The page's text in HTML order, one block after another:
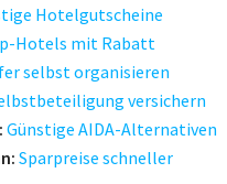
Hotelgutscheine
Hotels mit Rabatt
selbst organisieren
versichern
Günstige AIDA-Alternativen
Sparpreise schneller